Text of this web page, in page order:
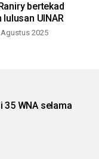
bertekad
lulusan UINAR
2025
WNA selama